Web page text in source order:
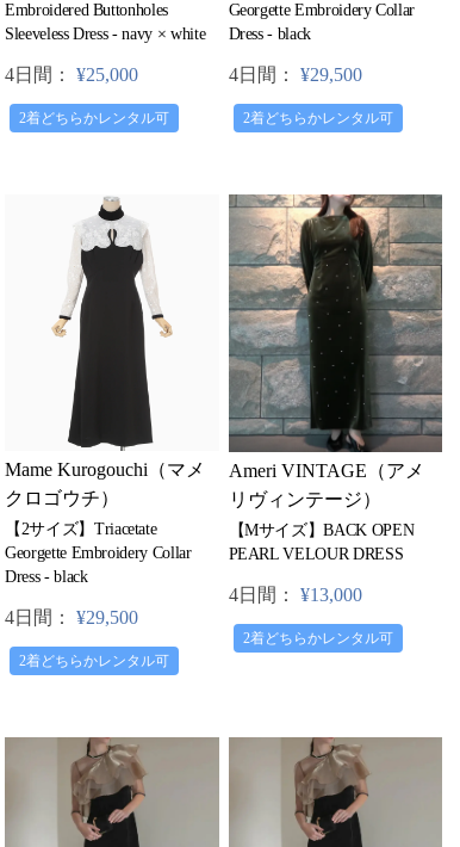
Embroidered Buttonholes
Sleeveless Dress - navy × white
4日間： ¥25,000
2着どちらかレンタル可
Georgette Embroidery Collar
Dress - black
4日間： ¥29,500
2着どちらかレンタル可
Mame Kurogouchi（マメ
クロゴウチ）
【2サイズ】Triacetate
Georgette Embroidery Collar
Dress - black
4日間： ¥29,500
2着どちらかレンタル可
Ameri VINTAGE（アメ
リヴィンテージ）
【Mサイズ】BACK OPEN
PEARL VELOUR DRESS
4日間： ¥13,000
2着どちらかレンタル可